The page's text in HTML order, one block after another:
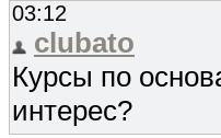
03:12
clubato
Курсы по
интерес?